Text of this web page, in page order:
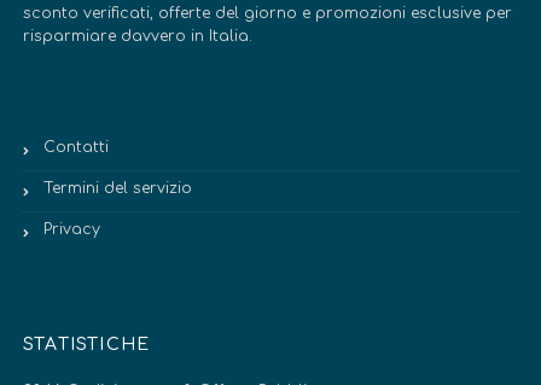
sconto verificati, offerte del giorno e promozioni esclusive per
risparmiare davvero in Italia.
Contatti
Termini del servizio
Privacy
STATISTICHE